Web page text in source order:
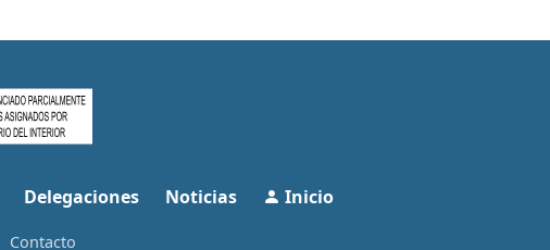
Delegaciones Noticias Inicio
Contacto